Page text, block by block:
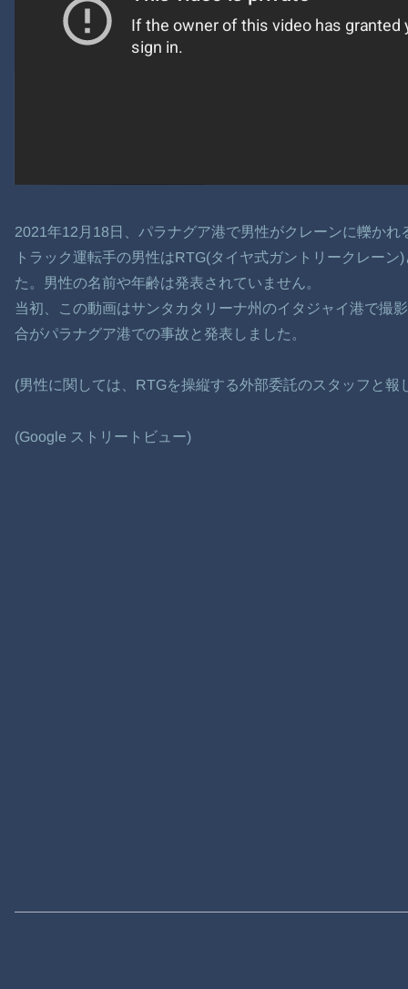
2021年12月18日、パラナグア港で男性がクレーンに轢かれ
トラック運転手の男性はRTG(タイヤ式ガントリークレー
た。男性の名前や年齢は発表されていません。
当初、この動画はサンタカタリーナ州のイタジャイ港で撮
合がパラナグア港での事故と発表しました。
(男性に関しては、RTGを操縦する外部委託のスタッフと報
(Google ストリートビュー)